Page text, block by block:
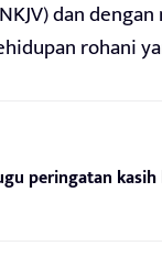
NKJV) dan
rohani
peringatan